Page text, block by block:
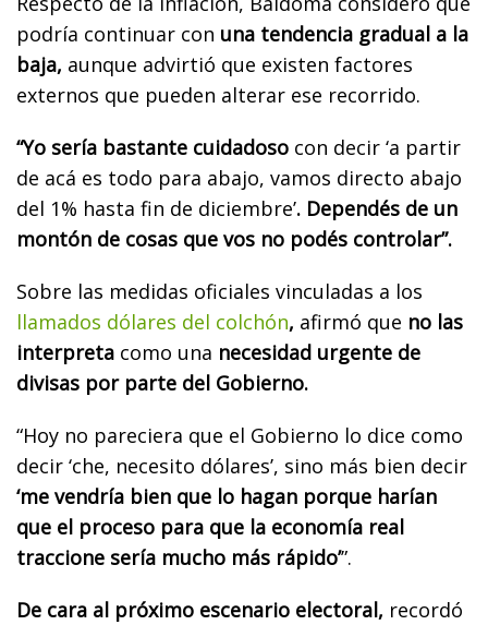
podría continuar con una tendencia gradual a la
baja, aunque advirtió que existen factores
externos que pueden alterar ese recorrido.
“Yo sería bastante cuidadoso con decir ‘a partir
de acá es todo para abajo, vamos directo abajo
del 1% hasta fin de diciembre’. Dependés de un
montón de cosas que vos no podés controlar”.
Sobre las medidas oficiales vinculadas a los
llamados dólares del colchón, afirmó que no las
interpreta como una necesidad urgente de
divisas por parte del Gobierno.
“Hoy no pareciera que el Gobierno lo dice como
decir ‘che, necesito dólares’, sino más bien decir
‘me vendría bien que lo hagan porque harían
que el proceso para que la economía real
traccione sería mucho más rápido’”.
De cara al próximo escenario electoral, recordó